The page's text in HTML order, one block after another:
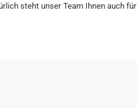
steht unser Team Ihnen auch für